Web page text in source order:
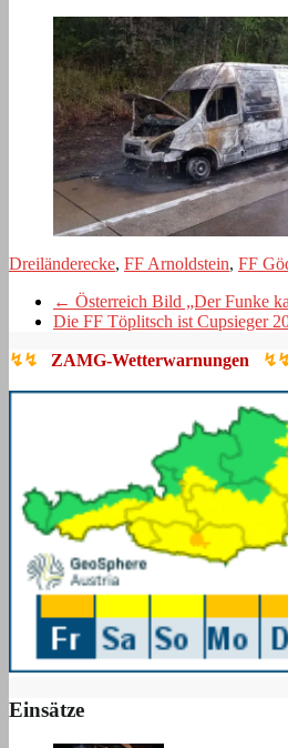
Dreiländerecke, FF Arnoldstein, FF
← Österreich Bild „Der Funke
Die FF Töplitsch ist Cupsieger
↯↯ ZAMG-Wetterwarnungen
Einsätze